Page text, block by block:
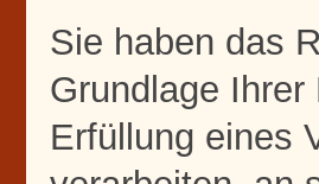
Sie haben das
Grundlage
Erfüllung eines